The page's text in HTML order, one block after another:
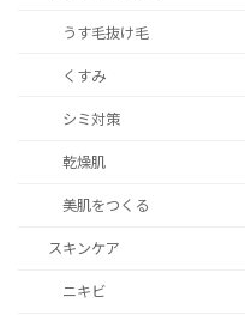
うす毛抜け毛
くすみ
シミ対策
乾燥肌
美肌をつくる
スキンケア
ニキビ